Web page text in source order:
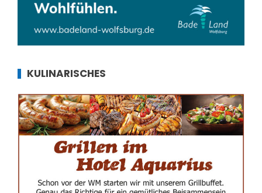
KULINARISCHES